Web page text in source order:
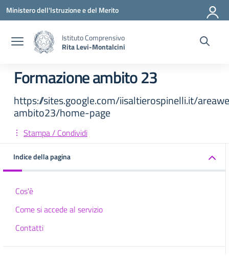
Vai ai contenuti
Vai al menu di navigazione
Vai al footer
Ministero dell'Istruzione e del Merito
Istituto Comprensivo
Rita Levi-Montalcini
Formazione ambito 23
https://sites.google.com/iisaltierospinelli.it/
ambito23/home-page
Stampa / Condividi
Indice della pagina
Cos'è
Come si accede al servizio
Contatti